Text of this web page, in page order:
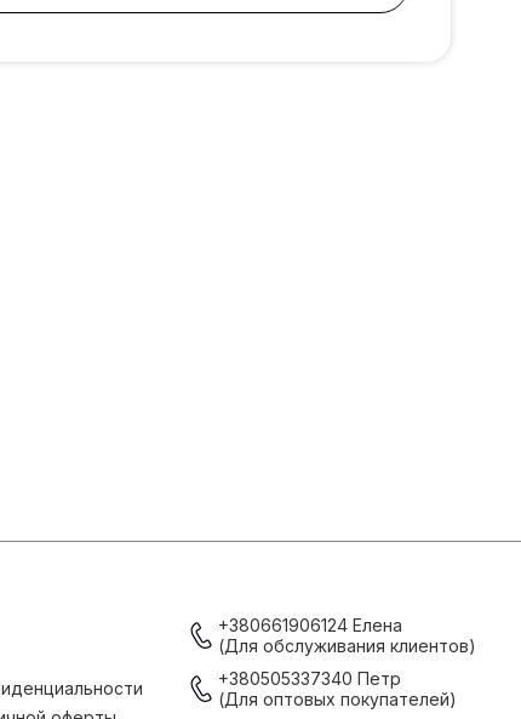
+380661906124 Елена
(Для обслуживания клиентов)
+380505337340 Петр
(Для оптовых покупателей)